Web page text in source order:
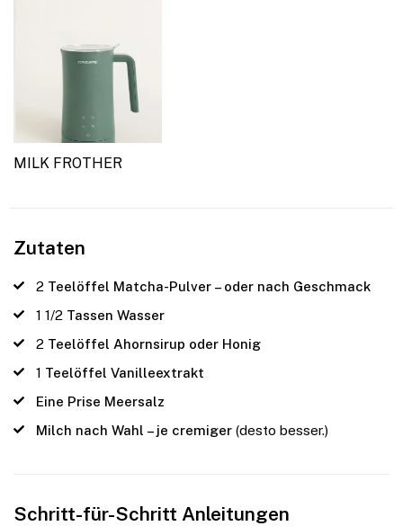
MILK FROTHER
Zutaten
2 Teelöffel Matcha-Pulver – oder nach Geschmack
1 1/2 Tassen Wasser
2 Teelöffel Ahornsirup oder Honig
1 Teelöffel Vanilleextrakt
Eine Prise Meersalz
Milch nach Wahl – je cremiger (desto besser.)
Schritt-für-Schritt Anleitungen